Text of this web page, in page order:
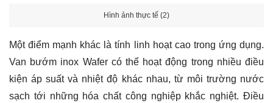
Hình ảnh thực tế (2)
Một điểm mạnh khác là tính linh hoạt cao trong ứng dụng.
Van bướm inox Wafer có thể hoạt động trong nhiều điều
kiện áp suất và nhiệt độ khác nhau, từ môi trường nước
sạch tới những hóa chất công nghiệp khắc nghiệt. Điều